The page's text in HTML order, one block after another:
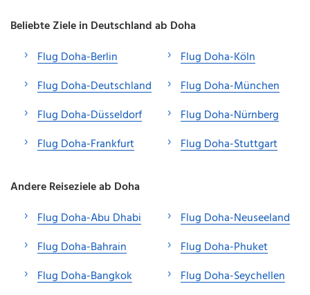
Beliebte Ziele in Deutschland ab Doha
Flug Doha-Berlin
Flug Doha-Deutschland
Flug Doha-Düsseldorf
Flug Doha-Frankfurt
Flug Doha-Köln
Flug Doha-München
Flug Doha-Nürnberg
Flug Doha-Stuttgart
Andere Reiseziele ab Doha
Flug Doha-Abu Dhabi
Flug Doha-Bahrain
Flug Doha-Bangkok
Flug Doha-Neuseeland
Flug Doha-Phuket
Flug Doha-Seychellen